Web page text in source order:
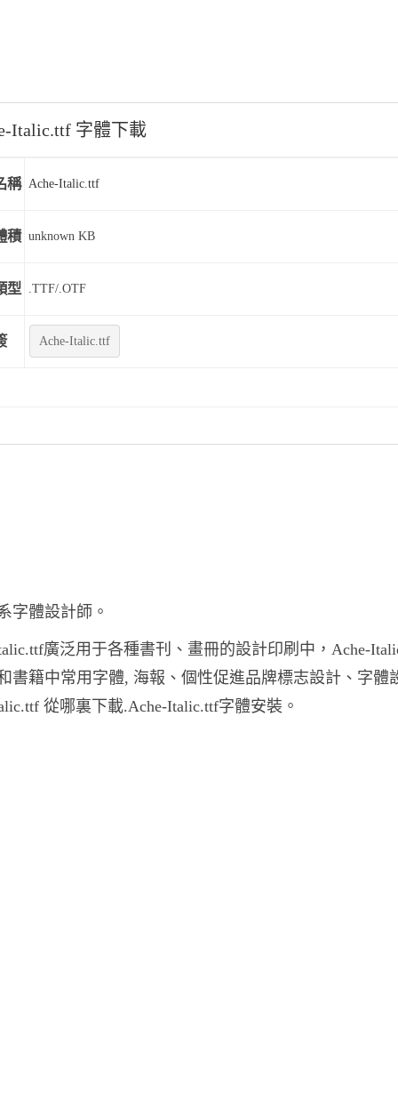
Italic.ttf 字體下載
稱 Ache-Italic.ttf
積 unknown KB
型 .TTF/.OTF
Ache-Italic.ttf
字體設計師。
廣泛用于各種書刊、畫冊的設計印刷中，Ache-
書籍中常用字體, 海報、個性促進品牌標志設計、字體
從哪裏下載.Ache-Italic.ttf字體安裝。